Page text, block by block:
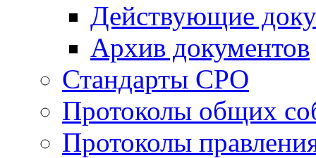
Действующие
Архив документов
Стандарты СРО
Протоколы общих
Протоколы